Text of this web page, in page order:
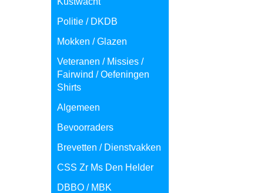
Politie / DKDB
Mokken / Glazen
Veteranen / Missies /
Fairwind / Oefeningen
Shirts
Algemeen
Bevoorraders
Brevetten / Dienstvakken
CSS Zr Ms Den Helder
DBBO / MBK